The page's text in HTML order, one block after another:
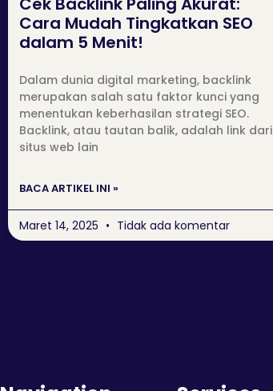
Cara Mudah Tingkatkan SEO
dalam 5 Menit!
Dalam dunia digital marketing, backlink
merupakan salah satu faktor kunci yang
menentukan keberhasilan strategi SEO.
Backlink, atau tautan balik, adalah link dari
situs web lain
BACA ARTIKEL INI »
Maret 14, 2025 Tidak ada komentar